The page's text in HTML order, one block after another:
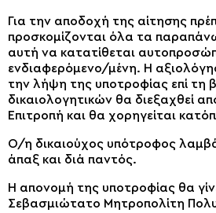
Για την αποδοχή της αίτησης
προσκομίζονται όλα τα
αυτή να κατατίθεται
ενδιαφερόμενο/μένη. Η
την λήψη της υποτροφίας επί τη
δικαιολογητικών θα διεξαχθεί
Επιτροπή και θα χορηγείται
Ο/η δικαιούχος υπότροφος
άπαξ και διά παντός.
Η απονομή της υποτροφίας θα
Σεβασμιώτατο Μητροπολίτη